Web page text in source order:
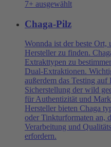
7+ ausgewählt
Chaga-Pilz
Wonnda ist der beste
Hersteller zu finden.
Extrakttypen zu
Dual-Extraktionen.
außerdem das Testing
Sicherstellung der wild
für Authentizität und
Hersteller bieten Chaga
oder Tinkturformaten an,
Verarbeitung und
erfordern.